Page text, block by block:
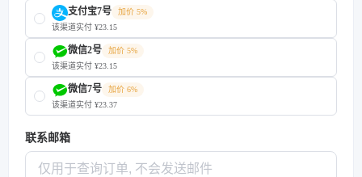
支付宝7号
加价 5%
该渠道实付 ¥23.15
微信2号
加价 5%
该渠道实付 ¥23.15
微信7号
加价 6%
该渠道实付 ¥23.37
联系邮箱